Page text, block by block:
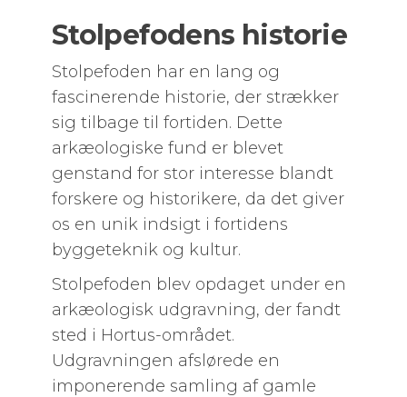
Stolpefodens historie
Stolpefoden har en lang og
fascinerende historie, der strækker
sig tilbage til fortiden. Dette
arkæologiske fund er blevet
genstand for stor interesse blandt
forskere og historikere, da det giver
os en unik indsigt i fortidens
byggeteknik og kultur.
Stolpefoden blev opdaget under en
arkæologisk udgravning, der fandt
sted i Hortus-området.
Udgravningen afslørede en
imponerende samling af gamle